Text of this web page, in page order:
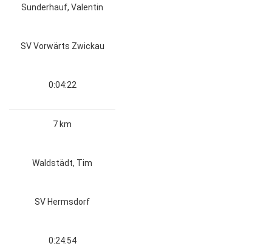
Sunderhauf, Valentin
SV Vorwärts Zwickau
0:04:22
7 km
Waldstädt, Tim
SV Hermsdorf
0:24:54